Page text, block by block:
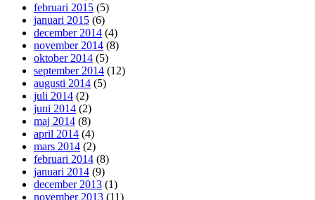
februari 2015 (5)
januari 2015 (6)
december 2014 (4)
november 2014 (8)
oktober 2014 (5)
september 2014 (12)
augusti 2014 (5)
juli 2014 (2)
juni 2014 (2)
maj 2014 (8)
april 2014 (4)
mars 2014 (2)
februari 2014 (8)
januari 2014 (9)
december 2013 (1)
november 2013 (11)